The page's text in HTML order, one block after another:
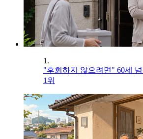
1.
"후회하지 않으려면" 60세
1위